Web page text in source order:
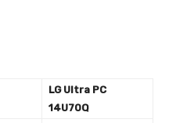
LG Ultra PC
14U70Q